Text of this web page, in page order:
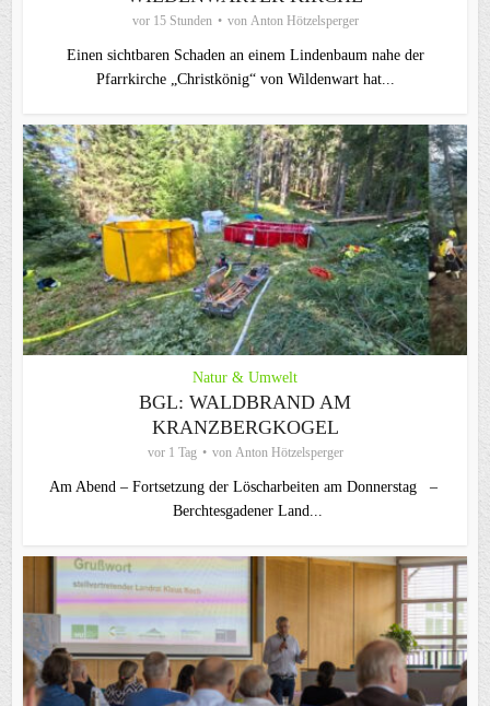
vor 15 Stunden von Anton Hötzelsperger
Einen sichtbaren Schaden an einem Lindenbaum nahe der
Pfarrkirche „Christkönig“ von Wildenwart hat...
Natur & Umwelt
BGL: WALDBRAND AM
KRANZBERGKOGEL
vor 1 Tag von Anton Hötzelsperger
Am Abend – Fortsetzung der Löscharbeiten am Donnerstag –
Berchtesgadener Land...